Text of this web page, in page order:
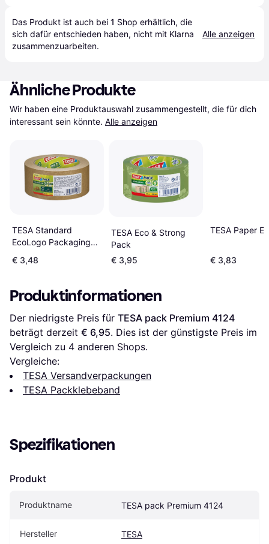
Das Produkt ist auch bei 1 Shop erhältlich, die
sich dafür entschieden haben, nicht mit Klarna
zusammenzuarbeiten.
Alle anzeigen
Ähnliche Produkte
Wir haben eine Produktauswahl zusammengestellt, die für dich
interessant sein könnte. Alle anzeigen
TESA Standard
EcoLogo Packaging
€ 3,48
TESA Eco & Strong
Pack
€ 3,95
TESA Paper
€ 3,83
Produktinformationen
Der niedrigste Preis für TESA pack Premium 4124
beträgt derzeit € 6,95. Dies ist der günstigste Preis im
Vergleich zu 4 anderen Shops.
Vergleiche:
TESA Versandverpackungen
TESA Packklebeband
Spezifikationen
Produkt
Produktname TESA pack Premium 4124
Hersteller TESA